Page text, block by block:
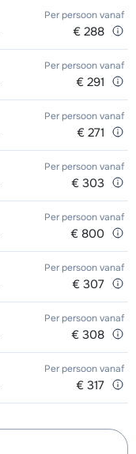
€ 156,00
€ 156,00
€ 156,00
€ 175,00
€ 175,00
€ 156,00
Per persoonvanaf
€ 288
Per persoonvanaf
€ 291
Per persoonvanaf
€ 271
Per persoonvanaf
€ 303
Per persoonvanaf
€ 800
Per persoonvanaf
€ 307
Per persoonvanaf
€ 308
Per persoonvanaf
€ 317